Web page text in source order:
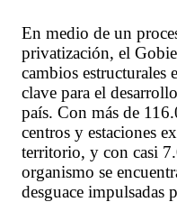
En medio de un
privatización, el
cambios
clave para el
país. Con más de
centros y estaciones
territorio, y con casi
organismo se
desguace impulsadas